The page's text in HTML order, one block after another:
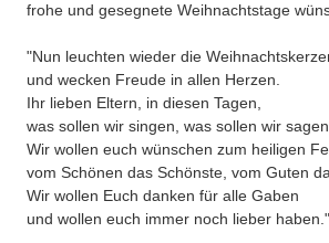
frohe und gesegnete Weihnachtstage
"Nun leuchten wieder die
und wecken Freude in allen Herzen.
Ihr lieben Eltern, in diesen Tagen,
was sollen wir singen, was sollen wir
Wir wollen euch wünschen zum heiligen
vom Schönen das Schönste, vom Guten
Wir wollen Euch danken für alle Gaben
und wollen euch immer noch lieber haben."